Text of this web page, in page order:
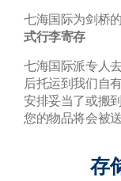
七海国际为剑桥
式行李寄存
七海国际派专人
后托运到我们自
安排妥当了或搬
您的物品将会被
存